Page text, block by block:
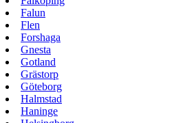
Falun
Flen
Forshaga
Gnesta
Gotland
Grästorp
Göteborg
Halmstad
Haninge